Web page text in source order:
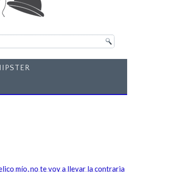
mío, no te voy a llevar la contraria